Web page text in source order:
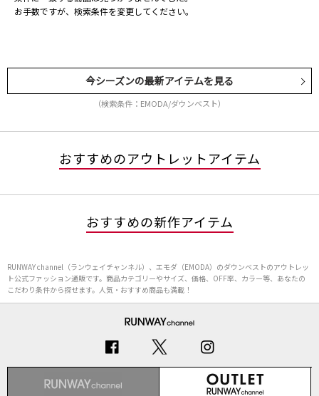
お手数ですが、検索条件を変更してください。
今シーズンの最新アイテムを見る
（検索条件：EMODA/ダウンベスト）
おすすめのアウトレットアイテム
おすすめの新作アイテム
RUNWAY channel（ランウェイチャンネル）、エモダ（EMODA）のダウンベストのアウトレッ
ト公式ファッション通販です。商品カテゴリーやサイズ、価格、OFF率、カラー等、あなたの
こだわり条件から探せます。人気・おすすめ商品も満載！